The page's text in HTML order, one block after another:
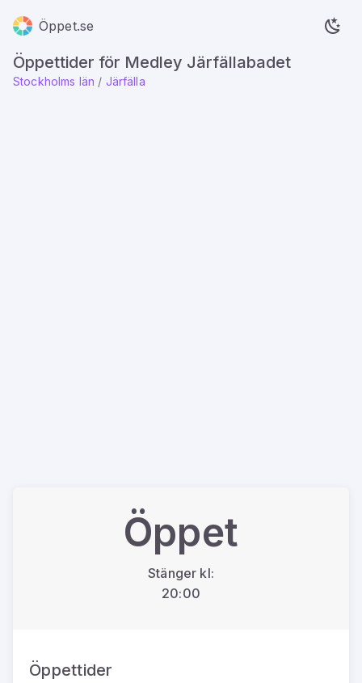
Öppet.se
Öppettider för Medley Järfällabadet
Stockholms län / Järfälla
Öppet
Stänger kl:
20:00
Öppettider